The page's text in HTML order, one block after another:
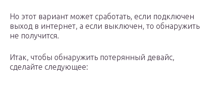
Но этот вариант может сработать, если подключен
выход в интернет, а если выключен, то обнаружить
не получится.
Итак, чтобы обнаружить потерянный девайс,
сделайте следующее: